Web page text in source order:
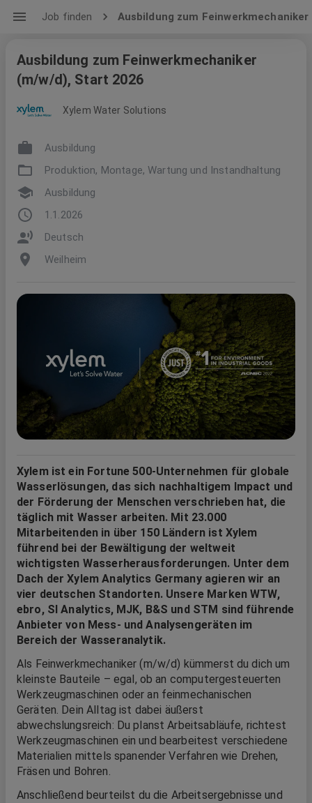
Job finden Ausbildung zum
Ausbildung zum Feinwerkmechaniker
(m/w/d), Start 2026
Xylem Water Solutions
Ausbildung
Produktion, Montage, Wartung und Instandhaltung
Ausbildung
1.1.2026
Deutsch
Weilheim
Xylem ist ein Fortune 500-Unternehmen für globale
Wasserlösungen, das sich nachhaltigem Impact und
der Förderung der Menschen verschrieben hat, die
täglich mit Wasser arbeiten. Mit 23.000
Mitarbeitenden in über 150 Ländern ist Xylem
führend bei der Bewältigung der weltweit
wichtigsten Wasserherausforderungen. Unter dem
Dach der Xylem Analytics Germany agieren wir an
vier deutschen Standorten. Unsere Marken WTW,
ebro, SI Analytics, MJK, B&S und STM sind führende
Anbieter von Mess- und Analysengeräten im
Bereich der Wasseranalytik.
Als Feinwerkmechaniker (m/w/d) kümmerst du dich um
kleinste Bauteile – egal, ob an computergesteuerten
Werkzeugmaschinen oder an feinmechanischen
Geräten. Dein Alltag ist dabei äußerst
abwechslungsreich: Du planst Arbeitsabläufe, richtest
Werkzeugmaschinen ein und bearbeitest verschiedene
Materialien mittels spanender Verfahren wie Drehen,
Fräsen und Bohren.
Anschließend beurteilst du die Arbeitsergebnisse und